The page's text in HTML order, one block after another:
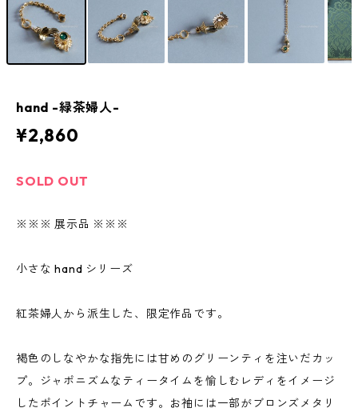
hand -緑茶婦人-
¥2,860
SOLD OUT
※※※ 展示品 ※※※
小さな hand シリーズ
紅茶婦人から派生した、限定作品です。
褐色のしなやかな指先には甘めのグリーンティを注いだカッ
プ。ジャポニズムなティータイムを愉しむレディをイメージ
したポイントチャームです。お袖には一部がブロンズメタリ